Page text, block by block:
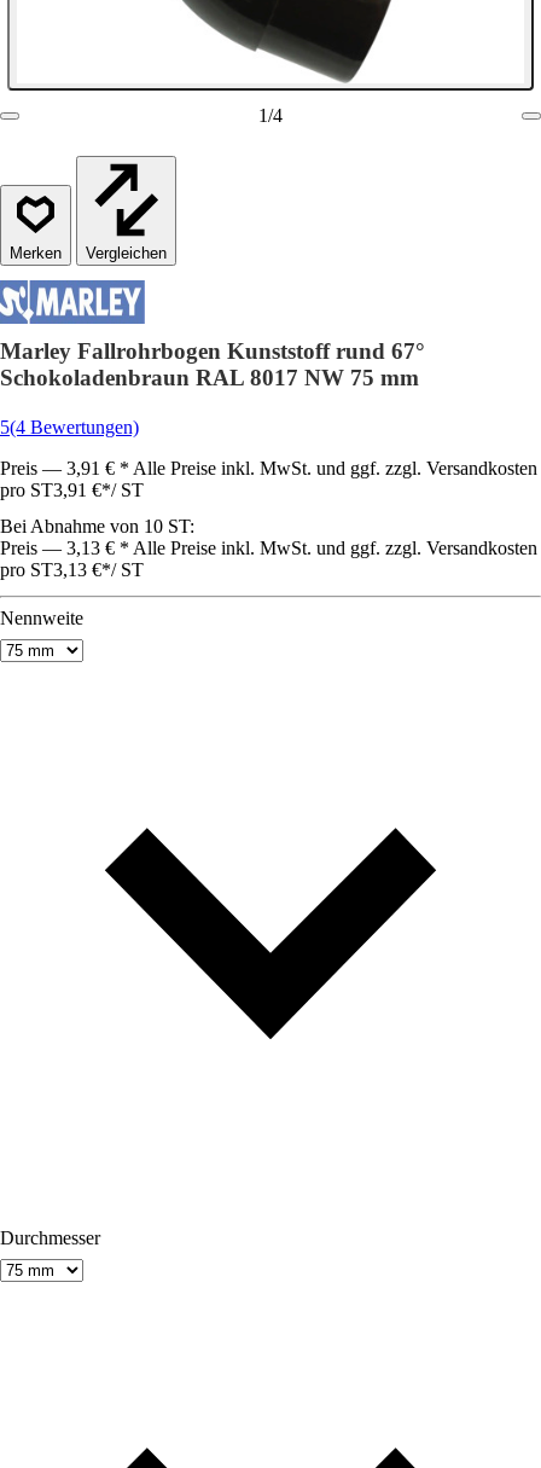
1/4
Vergleichen
Marley Fallrohrbogen Kunststoff rund 67°
Schokoladenbraun RAL 8017 NW 75 mm
5(4 Bewertungen)
Preis — 3,91 € * Alle Preise inkl. MwSt. und ggf. zzgl. Versandkosten
pro ST3,91 €*/ ST
Bei Abnahme von 10 ST:
Preis — 3,13 € * Alle Preise inkl. MwSt. und ggf. zzgl. Versandkosten
pro ST3,13 €*/ ST
Nennweite
Durchmesser